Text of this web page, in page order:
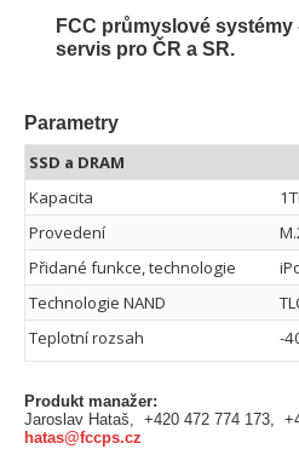
FCC průmyslové
servis pro ČR a SR.
Parametry
SSD a DRAM
Kapacita
Provedení
Přidané funkce, technologie
Technologie NAND
Teplotní rozsah
-
Produkt manažer:
Jaroslav Hataš, +420 472 774 173,
hatas@fccps.cz